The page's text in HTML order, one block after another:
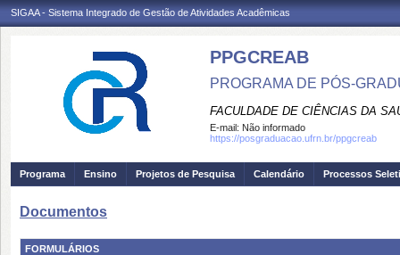
SIGAA - Sistema Integrado de Gestão de Atividades Acadêmicas
PPGCREAB
PROGRAMA DE PÓS-
FACULDADE DE CIÊNCIAS DA
E-mail: Não informado
https://posgraduacao.ufrn.br/ppgcreab
Programa Ensino Projetos de Pesquisa Calendário Processos
Documentos
FORMULÁRIOS